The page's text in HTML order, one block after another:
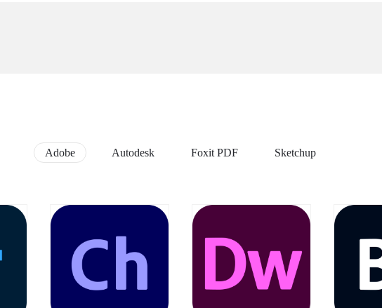
Adobe Autodesk Foxit PDF Sketchup